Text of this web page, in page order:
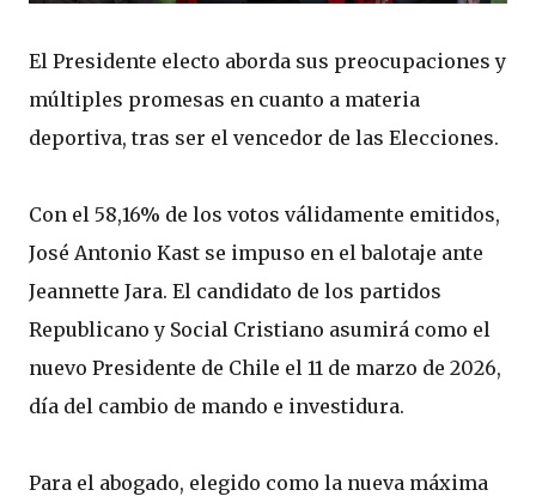
El Presidente electo aborda sus preocupaciones y
múltiples promesas en cuanto a materia
deportiva, tras ser el vencedor de las Elecciones.
Con el 58,16% de los votos válidamente emitidos,
José Antonio Kast se impuso en el balotaje ante
Jeannette Jara. El candidato de los partidos
Republicano y Social Cristiano asumirá como el
nuevo Presidente de Chile el 11 de marzo de 2026,
día del cambio de mando e investidura.
Para el abogado, elegido como la nueva máxima